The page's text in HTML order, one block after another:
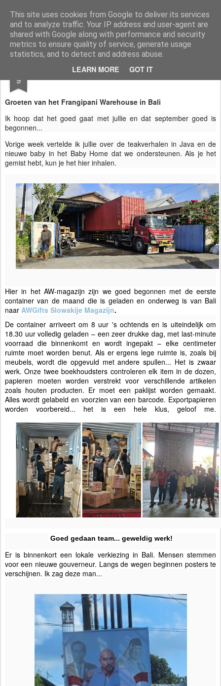
This site uses cookies from Google to deliver its services
and to analyze traffic. Your IP address and user-agent are
shared with Google along with performance and security
metrics to ensure quality of service, generate usage
statistics, and to detect and address abuse.
LEARN MORE GOT IT
AWGifts Nederland Welkom terug bij AWGifts Europe - Uw groothandel in cadeauartikelen die door heel Europa levert. Bij AWGifts zijn we toegewijd om u het beste te bieden op het gebied van cadeauartikelen voor de groothandel, uw klanten te verrassen en uw detailhandel te helpen groeien. De enige groothandel die handgemaakte cadeauartikelen rechtstreeks uit India, Indonesië & China - AND produceert aromatherapie, huisparfumartikelen en badkamergeschenken in onze Britse fabriek.
Home
9 🌏Geen Drama - Blijf Glimlachen 🌏
Groeten van het Frangipani Warehouse in Bali
Ik hoop dat het goed gaat met jullie en dat september goed is
begonnen...
Vorige week vertelde ik jullie over de teakverhalen in Java en de
nieuwe baby in het Baby Home dat we ondersteunen. Als je het
gemist hebt, kun je het hier inhalen.
Hier in het AW-magazijn zijn we goed begonnen met de eerste
container van de maand die is geladen en onderweg is van Bali
naar AWGifts Slowakije Magazijn.
De container arriveert om 8 uur 's ochtends en is uiteindelijk om
18.30 uur volledig geladen – een zeer drukke dag, met last-minute
voorraad die binnenkomt en wordt ingepakt – elke centimeter
ruimte moet worden benut. Als er ergens lege ruimte is, zoals bij
meubels, wordt die opgevuld met andere spullen... Het is zwaar
werk. Onze twee boekhoudsters controleren elk item in de dozen,
papieren moeten worden verstrekt voor verschillende artikelen
zoals houten producten. Er moet een paklijst worden gemaakt.
Alles wordt gelabeld en voorzien van een barcode. Exportpapieren
worden voorbereid... het is een hele klus, geloof me.
Goed gedaan team... geweldig werk!
Er is binnenkort een lokale verkiezing in Bali. Mensen stemmen
voor een nieuwe gouverneur. Langs de wegen beginnen posters te
verschijnen. Ik zag deze man...